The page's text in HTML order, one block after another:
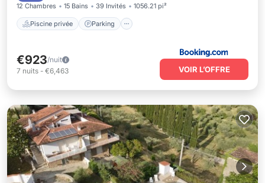
12 Chambres 15 Bains 39 Invités 1056.21 pi²
Piscine privée Parking
€923/nuit
7 nuits - €6,463 VOIR L’OFFRE